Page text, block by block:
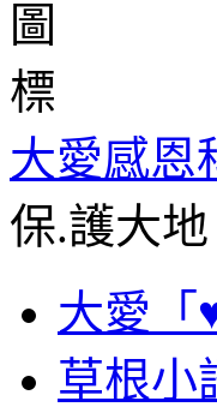
大愛感恩
保.護大地
大愛「
草根小